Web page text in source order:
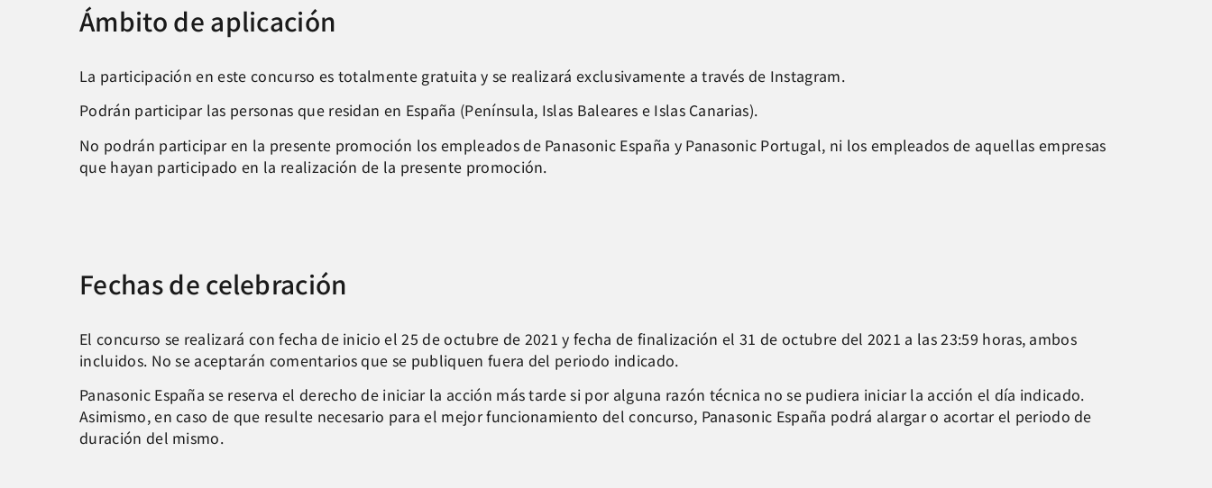
Ámbito de aplicación
La participación en este concurso es totalmente gratuita y se realizará exclusivamente a través de Instagram.
Podrán participar las personas que residan en España (Península, Islas Baleares e Islas Canarias).
No podrán participar en la presente promoción los empleados de Panasonic España y Panasonic Portugal, ni los empleados de aquellas empresas
que hayan participado en la realización de la presente promoción.
Fechas de celebración
El concurso se realizará con fecha de inicio el 25 de octubre de 2021 y fecha de finalización el 31 de octubre del 2021 a las 23:59 horas, ambos
incluidos. No se aceptarán comentarios que se publiquen fuera del periodo indicado.
Panasonic España se reserva el derecho de iniciar la acción más tarde si por alguna razón técnica no se pudiera iniciar la acción el día indicado.
Asimismo, en caso de que resulte necesario para el mejor funcionamiento del concurso, Panasonic España podrá alargar o acortar el periodo de
duración del mismo.